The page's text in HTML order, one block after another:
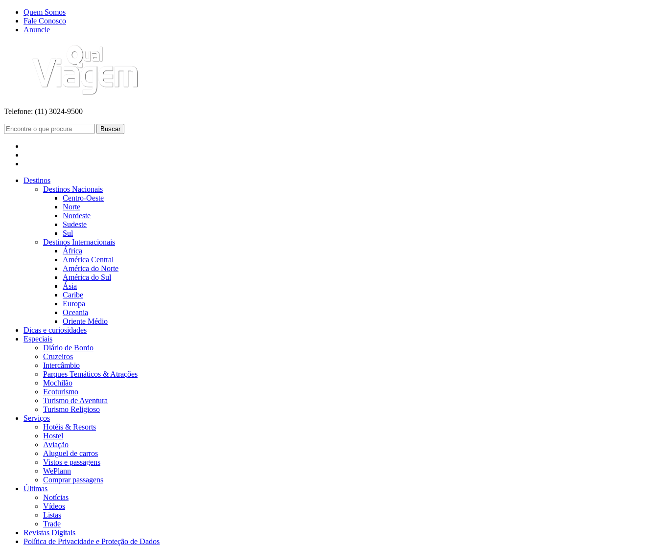
Quem Somos
Fale Conosco
Anuncie
Telefone: (11) 3024-9500
Buscar
Destinos
Destinos Nacionais
Centro-Oeste
Norte
Nordeste
Sudeste
Sul
Destinos Internacionais
África
América Central
América do Norte
América do Sul
Ásia
Caribe
Europa
Oceania
Oriente Médio
Dicas e curiosidades
Especiais
Diário de Bordo
Cruzeiros
Intercâmbio
Parques Temáticos & Atrações
Mochilão
Ecoturismo
Turismo de Aventura
Turismo Religioso
Serviços
Hotéis & Resorts
Hostel
Aviação
Aluguel de carros
Vistos e passagens
WePlann
Comprar passagens
Últimas
Notícias
Vídeos
Listas
Trade
Revistas Digitais
Política de Privacidade e Proteção de Dados